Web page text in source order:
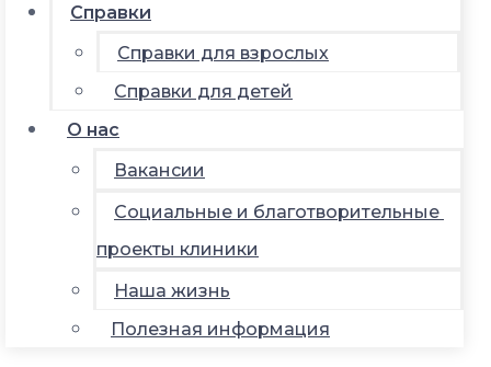
Справки
Справки для взрослых
Справки для детей
О нас
Вакансии
Социальные и благотворительные
проекты клиники
Наша жизнь
Полезная информация